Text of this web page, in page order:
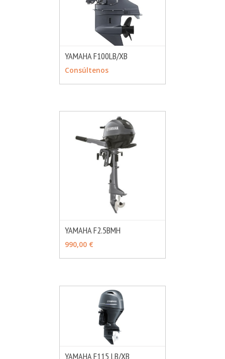
YAMAHA F100LB/XB
Consúltenos
YAMAHA F2.5BMH
990,00 €
YAMAHA F115 LB/XB